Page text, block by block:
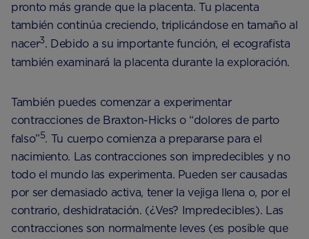
pronto más grande que la placenta. Tu placenta
también continúa creciendo, triplicándose en tamaño al
nacer3. Debido a su importante función, el ecografista
también examinará la placenta durante la exploración.
También puedes comenzar a experimentar
contracciones de Braxton-Hicks o “dolores de parto
falso”5. Tu cuerpo comienza a prepararse para el
nacimiento. Las contracciones son impredecibles y no
todo el mundo las experimenta. Pueden ser causadas ​​
por ser demasiado activa, tener la vejiga llena o, por el
contrario, deshidratación. (¿Ves? Impredecibles). Las
contracciones son normalmente leves (es posible que